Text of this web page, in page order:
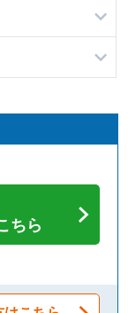
ちら